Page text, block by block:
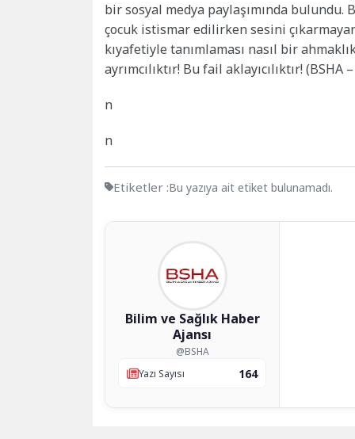
bir sosyal medya paylaşımında
çocuk istismar edilirken sesini
kıyafetiyle tanımlaması nasıl bir
ayrımcılıktır! Bu fail aklayıcılıktır!
n
n
Etiketler :Bu yazıya ait etiket bulunamadı.
Bilim ve Sağlık Haber
Ajansı
@BSHA
Yazı Sayısı
164